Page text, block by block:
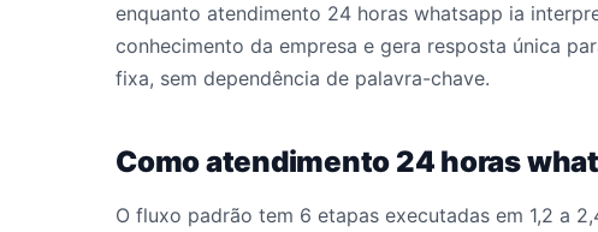
enquanto atendimento 24 horas whatsapp ia
conhecimento da empresa e gera resposta única
fixa, sem dependência de palavra-chave.
Como atendimento 24 horas
O fluxo padrão tem 6 etapas executadas em 1,2 a